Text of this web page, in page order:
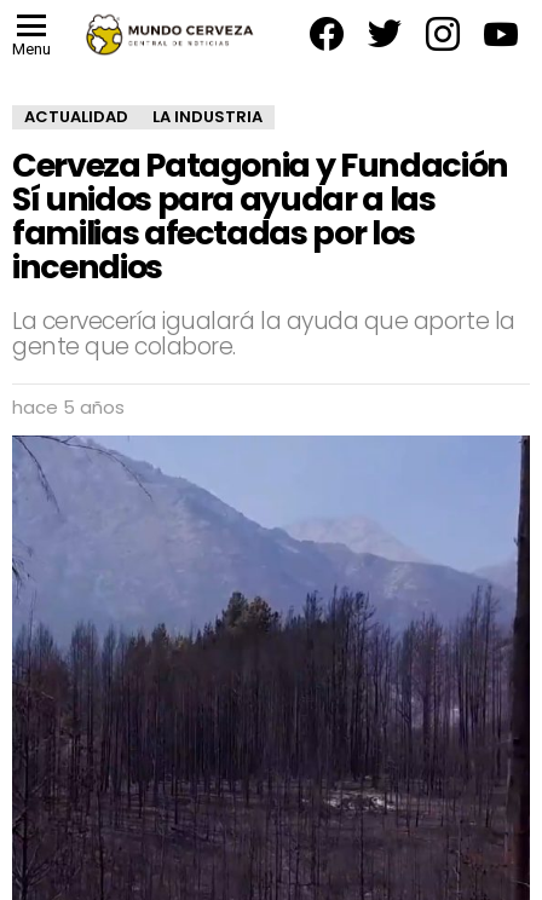
Menu
ACTUALIDAD LA INDUSTRIA
Cerveza Patagonia y Fundación
Sí unidos para ayudar a las
familias afectadas por los
incendios
La cervecería igualará la ayuda que aporte la
gente que colabore.
hace 5 años